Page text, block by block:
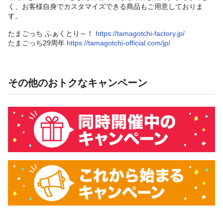
く、お客様自身でカスタマイズできる商品もご用意しておりま
す。
たまごっち ふぁくとり～！ https://tamagotchi-factory.jp/
たまごっち29周年 https://tamagotchi-official.com/jp/
その他のおトクなキャンペーン